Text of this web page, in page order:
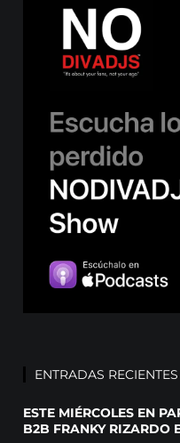
ENTRADAS RECIENTES
ESTE MIÉRCOLES EN
B2B FRANKY RIZARDO